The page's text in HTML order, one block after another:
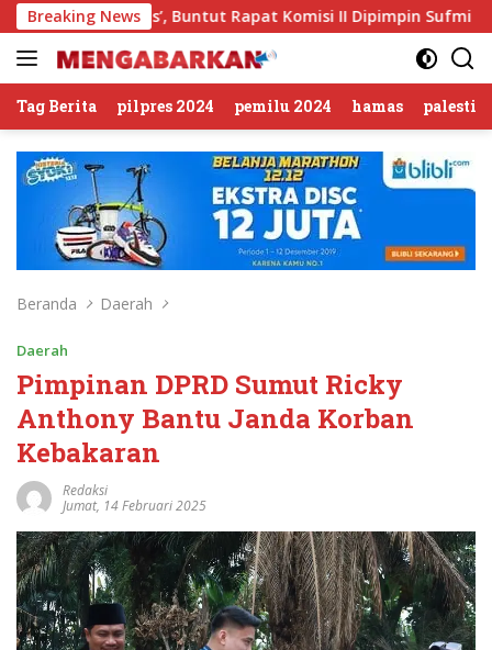
Langsung
ke
konten
Breaking News
Sirkus’, Buntut Rapat Komisi II Dipimpin Sufmi Dasco Ahmad
Tag Berita pilpres 2024 pemilu 2024 hamas
Beranda Daerah
Daerah
Pimpinan DPRD Sumut Ricky
Anthony Bantu Janda Korban
Kebakaran
Redaksi
Jumat, 14 Februari 2025